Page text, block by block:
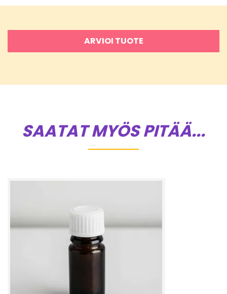
ARVIOI TUOTE
SAATAT MYÖS PITÄÄ...